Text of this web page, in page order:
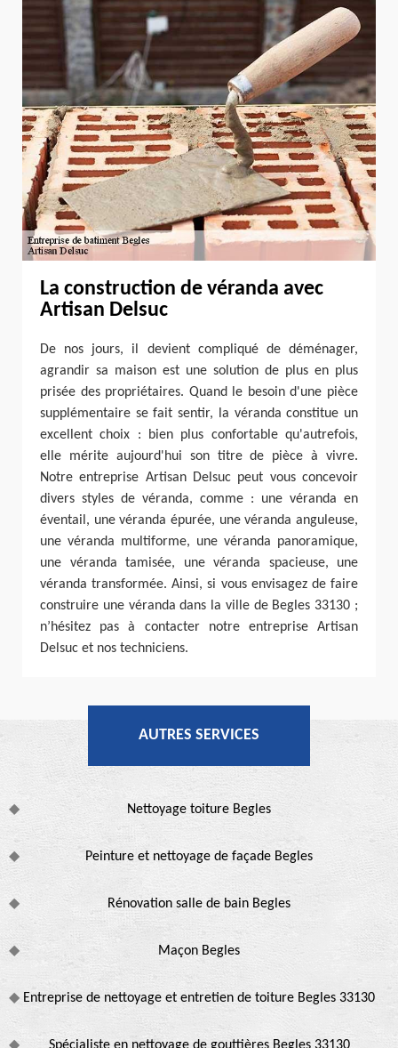
La construction de véranda avec
Artisan Delsuc
De nos jours, il devient compliqué de déménager,
agrandir sa maison est une solution de plus en plus
prisée des propriétaires. Quand le besoin d'une pièce
supplémentaire se fait sentir, la véranda constitue un
excellent choix : bien plus confortable qu'autrefois,
elle mérite aujourd'hui son titre de pièce à vivre.
Notre entreprise Artisan Delsuc peut vous concevoir
divers styles de véranda, comme : une véranda en
éventail, une véranda épurée, une véranda anguleuse,
une véranda multiforme, une véranda panoramique,
une véranda tamisée, une véranda spacieuse, une
véranda transformée. Ainsi, si vous envisagez de faire
construire une véranda dans la ville de Begles 33130 ;
n’hésitez pas à contacter notre entreprise Artisan
Delsuc et nos techniciens.
AUTRES SERVICES
Nettoyage toiture Begles
Peinture et nettoyage de façade Begles
Rénovation salle de bain Begles
Maçon Begles
Entreprise de nettoyage et entretien de toiture Begles 33130